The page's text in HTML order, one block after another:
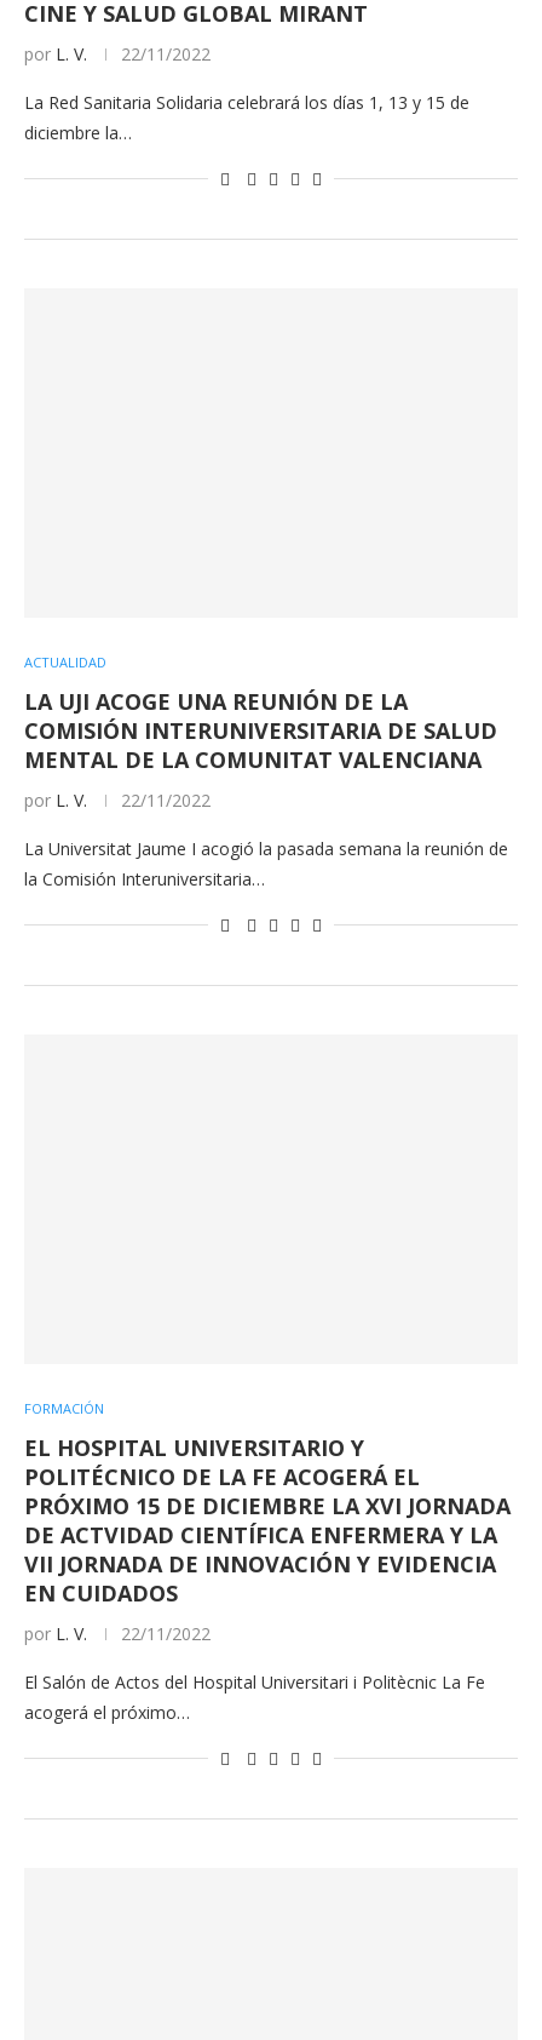
CINE Y SALUD GLOBAL MIRANT
por L. V. 22/11/2022
La Red Sanitaria Solidaria celebrará los días 1, 13 y 15 de
diciembre la…
ACTUALIDAD
LA UJI ACOGE UNA REUNIÓN DE LA
COMISIÓN INTERUNIVERSITARIA DE SALUD
MENTAL DE LA COMUNITAT VALENCIANA
por L. V. 22/11/2022
La Universitat Jaume I acogió la pasada semana la reunión de
la Comisión Interuniversitaria…
FORMACIÓN
EL HOSPITAL UNIVERSITARIO Y
POLITÉCNICO DE LA FE ACOGERÁ EL
PRÓXIMO 15 DE DICIEMBRE LA XVI JORNADA
DE ACTVIDAD CIENTÍFICA ENFERMERA Y LA
VII JORNADA DE INNOVACIÓN Y EVIDENCIA
EN CUIDADOS
por L. V. 22/11/2022
El Salón de Actos del Hospital Universitari i Politècnic La Fe
acogerá el próximo…